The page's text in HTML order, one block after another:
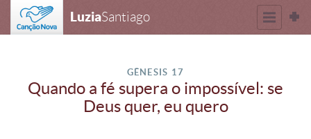
LuziaSantiago
GÊNESIS 17
Quando a fé supera o impossível: se
Deus quer, eu quero